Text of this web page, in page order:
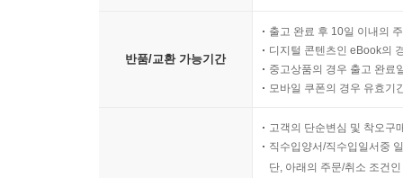
반품/교환 가능기간
출고 완료 후 10일 이내의
디지털 콘텐츠인 eBook의
중고상품의 경우 출고 완료
모바일 쿠폰의 경우 유효기
고객의 단순변심 및 착오구
직수입양서/직수입일서중
단, 아래의 주문/취소 조건